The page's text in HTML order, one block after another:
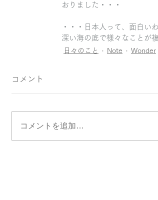
おりました・・・
・・・日本人って、面白いわ
深い海の底で様々なことが
日々のこと Note Wonder
コメント
コメントを追加…